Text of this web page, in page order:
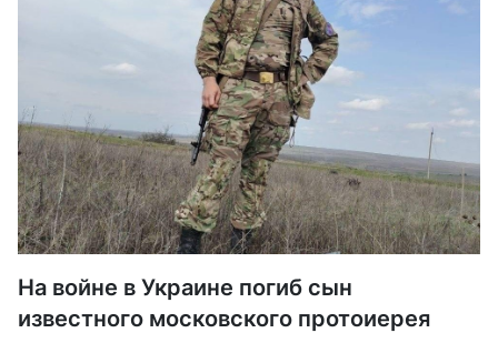
На войне в Украине погиб сын
известного московского протоиерея